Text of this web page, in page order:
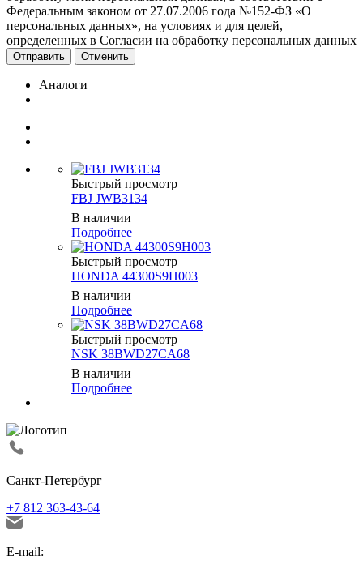
Федеральным законом от 27.07.2006 года №152-ФЗ «О
персональных данных», на условиях и для целей,
определенных в Согласии на обработку персональных данных
Отменить
Аналоги
Быстрый просмотр
FBJ JWB3134
В наличии
Подробнее
Быстрый просмотр
HONDA 44300S9H003
В наличии
Подробнее
Быстрый просмотр
NSK 38BWD27CA68
В наличии
Подробнее
Санкт-Петербург
+7 812 363-43-64
E-mail: